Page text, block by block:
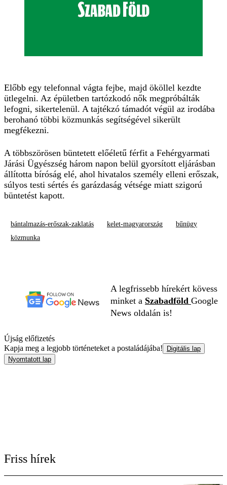
Előbb egy telefonnal vágta fejbe, majd ököllel kezdte
ütlegelni. Az épületben tartózkodó nők megpróbálták
lefogni, sikertelenül. A tajtékzó támadót végül az irodába
berohanó többi közmunkás segítségével sikerült
megfékezni.
A többszörösen büntetett előéletű férfit a Fehérgyarmati
Járási Ügyészség három napon belül gyorsított eljárásban
állította bíróság elé, ahol hivatalos személy elleni erőszak,
súlyos testi sértés és garázdaság vétsége miatt szigorú
büntetést kapott.
bántalmazás-erőszak-zaklatás kelet-magyarország
bűnügy
közmunka
A legfrissebb hírekért kövess
minket a Szabadföld Google
News oldalán is!
Újság előfizetés
Kapja meg a legjobb történeteket a postaládájába!
Digitális lap
Nyomtatott lap
Friss hírek